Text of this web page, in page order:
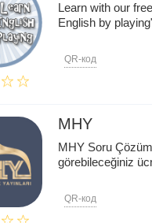
Learn with our
English by
QR-код
MHY
MHY Soru
görebileceğiniz
QR-код